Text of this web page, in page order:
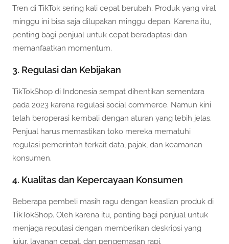
Tren di TikTok sering kali cepat berubah. Produk yang viral
minggu ini bisa saja dilupakan minggu depan. Karena itu,
penting bagi penjual untuk cepat beradaptasi dan
memanfaatkan momentum.
3. Regulasi dan Kebijakan
TikTokShop di Indonesia sempat dihentikan sementara
pada 2023 karena regulasi social commerce. Namun kini
telah beroperasi kembali dengan aturan yang lebih jelas.
Penjual harus memastikan toko mereka mematuhi
regulasi pemerintah terkait data, pajak, dan keamanan
konsumen.
4. Kualitas dan Kepercayaan Konsumen
Beberapa pembeli masih ragu dengan keaslian produk di
TikTokShop. Oleh karena itu, penting bagi penjual untuk
menjaga reputasi dengan memberikan deskripsi yang
jujur, layanan cepat, dan pengemasan rapi.